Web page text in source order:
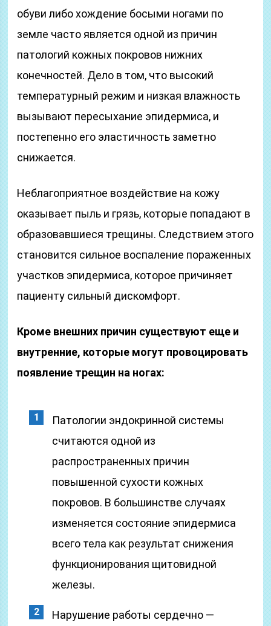
обуви либо хождение босыми ногами по
земле часто является одной из причин
патологий кожных покровов нижних
конечностей. Дело в том, что высокий
температурный режим и низкая влажность
вызывают пересыхание эпидермиса, и
постепенно его эластичность заметно
снижается.
Неблагоприятное воздействие на кожу
оказывает пыль и грязь, которые попадают в
образовавшиеся трещины. Следствием этого
становится сильное воспаление пораженных
участков эпидермиса, которое причиняет
пациенту сильный дискомфорт.
Кроме внешних причин существуют еще и
внутренние, которые могут провоцировать
появление трещин на ногах:
Патологии эндокринной системы
считаются одной из
распространенных причин
повышенной сухости кожных
покровов. В большинстве случаях
изменяется состояние эпидермиса
всего тела как результат снижения
функционирования щитовидной
железы.
Нарушение работы сердечно —